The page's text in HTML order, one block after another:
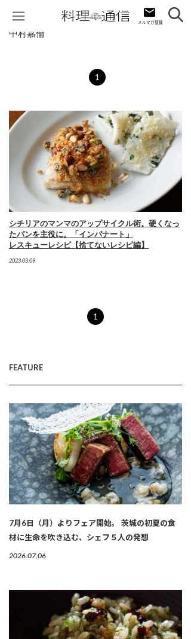
中村嘉倫
1
シチリアのマンマのアップサイクル術。硬くなっ
たパンを主役に。「インパナート」
レスキューレシピ【捨てないレシピ編】
2023.03.09
1
FEATURE
7月6日（月）よりフェア開始。 茨城の初夏の食
材に生命を吹き込む、シェフ５人の発想
2026.07.06